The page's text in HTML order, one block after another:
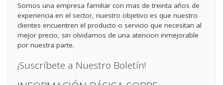
Somos una empresa familiar con mas de treinta años de
experiencia en el sector, nuestro objetivo es que nuestro
clientes encuentren el producto o servicio que necesitan al
mejor precio, sin olvidarnos de una atencion inmejorable
por nuestra parte.
¡Suscríbete a Nuestro Boletín!